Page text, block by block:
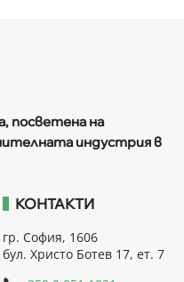
посветена на
индустрия в
КОНТАКТИ
гр. София, 1606
бул. Христо Ботев 17, ет. 7